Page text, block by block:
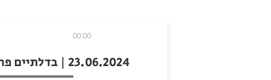
23.06.2024 | בדלתיים פתוחות
00:00